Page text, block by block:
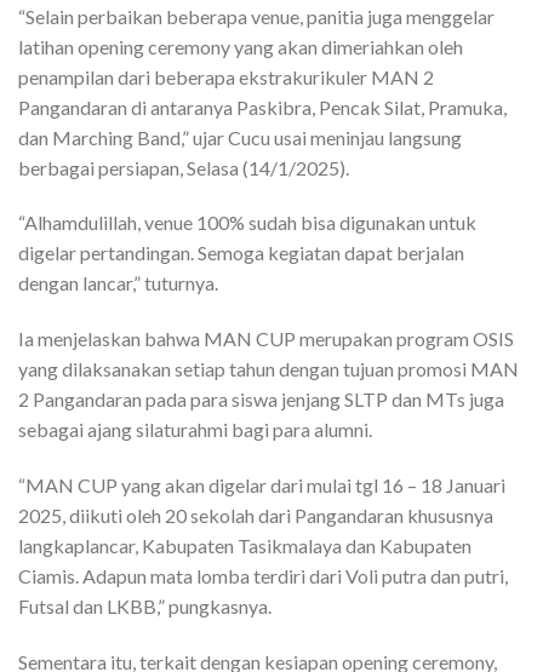
“Selain perbaikan beberapa venue, panitia juga menggelar
latihan opening ceremony yang akan dimeriahkan oleh
penampilan dari beberapa ekstrakurikuler MAN 2
Pangandaran di antaranya Paskibra, Pencak Silat, Pramuka,
dan Marching Band,” ujar Cucu usai meninjau langsung
berbagai persiapan, Selasa (14/1/2025).
“Alhamdulillah, venue 100% sudah bisa digunakan untuk
digelar pertandingan. Semoga kegiatan dapat berjalan
dengan lancar,” tuturnya.
Ia menjelaskan bahwa MAN CUP merupakan program OSIS
yang dilaksanakan setiap tahun dengan tujuan promosi MAN
2 Pangandaran pada para siswa jenjang SLTP dan MTs juga
sebagai ajang silaturahmi bagi para alumni.
“MAN CUP yang akan digelar dari mulai tgl 16 – 18 Januari
2025, diikuti oleh 20 sekolah dari Pangandaran khususnya
langkaplancar, Kabupaten Tasikmalaya dan Kabupaten
Ciamis. Adapun mata lomba terdiri dari Voli putra dan putri,
Futsal dan LKBB,” pungkasnya.
Sementara itu, terkait dengan kesiapan opening ceremony,